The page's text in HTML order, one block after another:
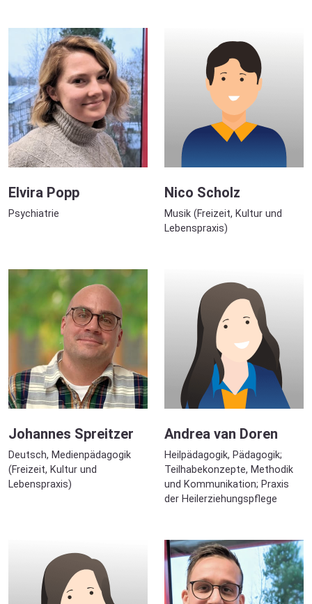
Elvira Popp
Psychiatrie
Nico Scholz
Musik (Freizeit, Kultur und
Lebenspraxis)
Johannes Spreitzer
Deutsch, Medienpädagogik
(Freizeit, Kultur und
Lebenspraxis)
Andrea van Doren
Heilpädagogik, Pädagogik;
Teilhabekonzepte, Methodik
und Kommunikation; Praxis
der Heilerziehungspflege